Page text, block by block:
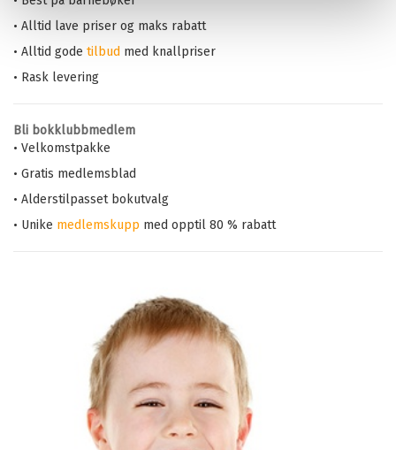
• Alltid lave priser og maks rabatt
• Alltid gode tilbud med knallpriser
• Rask levering
Bli bokklubbmedlem
• Velkomstpakke
• Gratis medlemsblad
• Alderstilpasset bokutvalg
• Unike medlemskupp med opptil 80 % rabatt